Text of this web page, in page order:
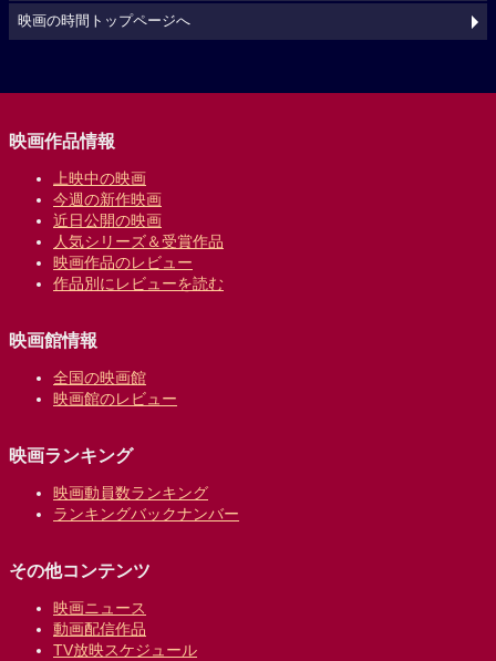
映画の時間トップページへ
映画作品情報
上映中の映画
今週の新作映画
近日公開の映画
人気シリーズ＆受賞作品
映画作品のレビュー
作品別にレビューを読む
映画館情報
全国の映画館
映画館のレビュー
映画ランキング
映画動員数ランキング
ランキングバックナンバー
その他コンテンツ
映画ニュース
動画配信作品
TV放映スケジュール